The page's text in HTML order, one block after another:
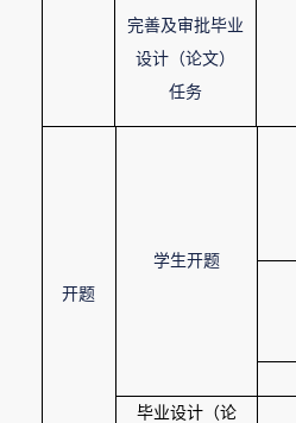
完善及审批毕业
设计（论文）
任务
开题
学生开题
毕业设计（论